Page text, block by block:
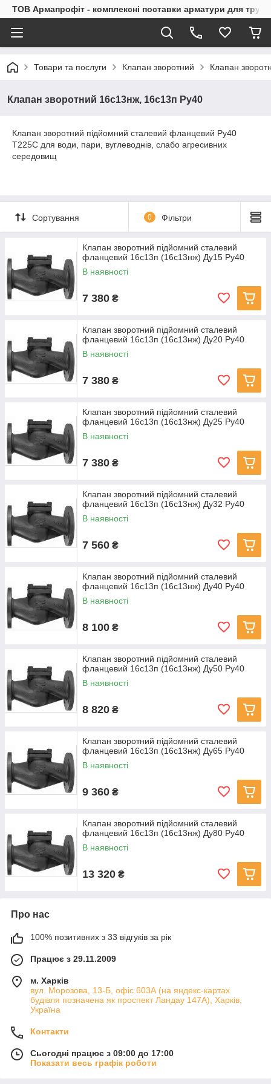
ТОВ Армапрофіт - комплексні поставки арматури для
Товари та послуги Клапан зворотний Клапан
Клапан зворотний 16с13нж, 16с13п Ру40
Клапан зворотний підйомний сталевий фланцевий Ру40
Т225С для води, пари, вуглеводнів, слабо агресивних
середовищ
Сортування 0 Фільтри
Клапан зворотний підйомний сталевий
фланцевий 16с13п (16с13нж) Ду15 Ру40
В наявності
7 380 ₴
Клапан зворотний підйомний сталевий
фланцевий 16с13п (16с13нж) Ду20 Ру40
В наявності
7 380 ₴
Клапан зворотний підйомний сталевий
фланцевий 16с13п (16с13нж) Ду25 Ру40
В наявності
7 380 ₴
Клапан зворотний підйомний сталевий
фланцевий 16с13п (16с13нж) Ду32 Ру40
В наявності
7 560 ₴
Клапан зворотний підйомний сталевий
фланцевий 16с13п (16с13нж) Ду40 Ру40
В наявності
8 100 ₴
Клапан зворотний підйомний сталевий
фланцевий 16с13п (16с13нж) Ду50 Ру40
В наявності
8 820 ₴
Клапан зворотний підйомний сталевий
фланцевий 16с13п (16с13нж) Ду65 Ру40
В наявності
9 360 ₴
Клапан зворотний підйомний сталевий
фланцевий 16с13п (16с13нж) Ду80 Ру40
В наявності
13 320 ₴
Про нас
100% позитивних з 33 відгуків за рік
Працює з 29.11.2009
м. Харків
вул. Морозова, 13-Б, офіс 603А (на яндекс-картах
будівля позначена як проспект Ландау 147А), Харків,
Україна
Контакти
Сьогодні працює з 09:00 до 17:00
Показати весь графік роботи